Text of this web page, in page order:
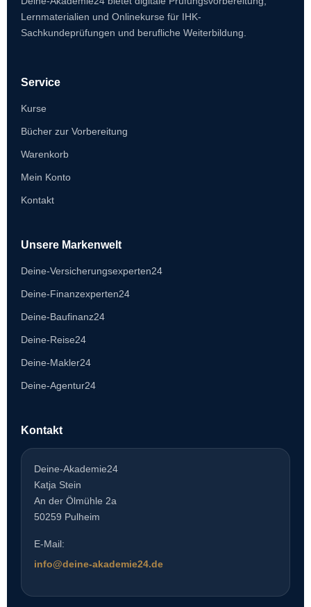
Lernmaterialien und Onlinekurse für IHK-
Sachkundeprüfungen und berufliche Weiterbildung.
Service
Kurse
Bücher zur Vorbereitung
Warenkorb
Mein Konto
Kontakt
Unsere Markenwelt
Deine-Versicherungsexperten24
Deine-Finanzexperten24
Deine-Baufinanz24
Deine-Reise24
Deine-Makler24
Deine-Agentur24
Kontakt
Deine-Akademie24
Katja Stein
An der Ölmühle 2a
50259 Pulheim
E-Mail:
info@deine-akademie24.de